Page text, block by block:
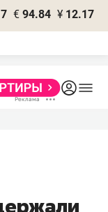
€ 94.84 ¥ 12.17